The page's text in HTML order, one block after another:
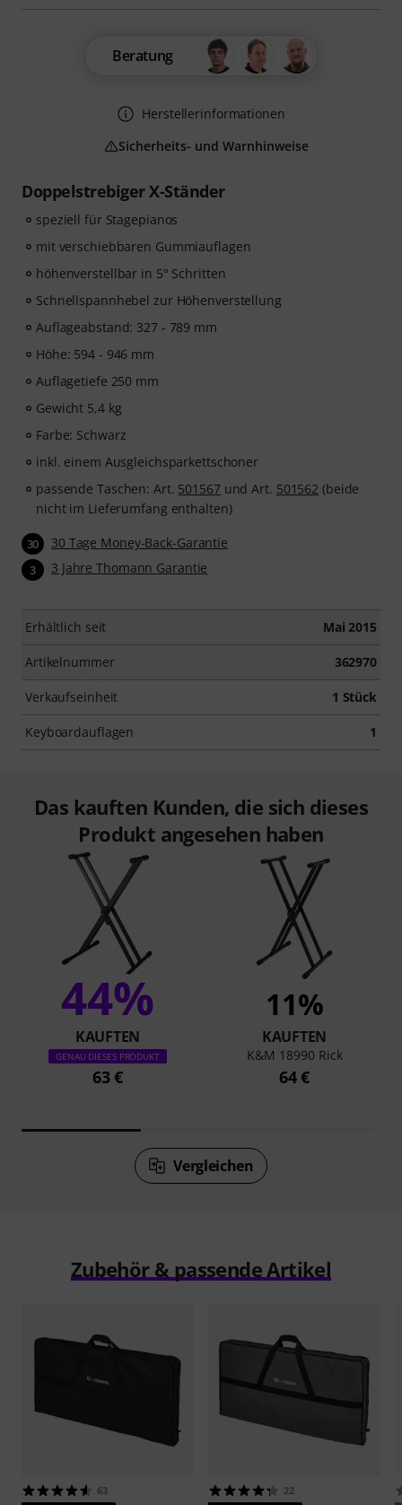
Doppelstrebiger X-Ständer
speziell für Stagepianos
mit verschiebbaren Gummiauflagen
höhenverstellbar in 5° Schritten
Schnellspannhebel zur Höhenverstellung
Auflageabstand: 327 - 789 mm
Höhe: 594 - 946 mm
Auflagetiefe 250 mm
Gewicht 5,4 kg
Farbe: Schwarz
inkl. einem Ausgleichsparkettschoner
passende Taschen: Art. 501567 und Art. 501562 (beide
nicht im Lieferumfang enthalten)
30 30 Tage Money-Back-Garantie
3 3 Jahre Thomann Garantie
Erhältlich seit Mai 2015
Artikelnummer 362970
Verkaufseinheit 1 Stück
Keyboardauflagen 1
Beratung
Herstellerinformationen
Sicherheits- und Warnhinweise
Das kauften Kunden, die sich dieses
Produkt angesehen haben
44%
KAUFTEN
GENAU DIESES PRODUKT
63 €
11%
KAUFTEN
K&M 18990 Rick
64 €
Vergleichen
Zubehör & passende Artikel
63 22